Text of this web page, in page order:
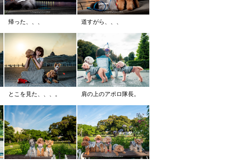
帰った、、、 道すがら、、、
とこを見た、、、。 肩の上のアポロ隊長。